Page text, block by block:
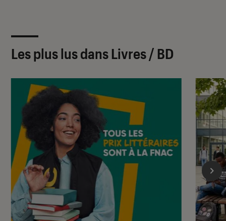
Les plus lus dans Livres / BD